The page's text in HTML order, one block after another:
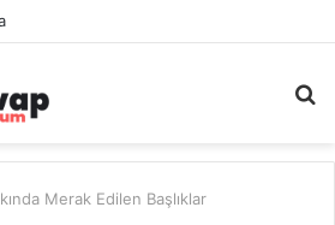
...
Merak Edilen Başlıklar